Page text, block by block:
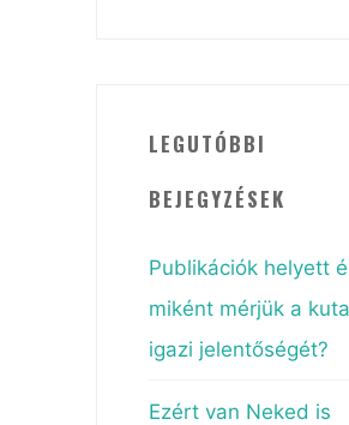
LEGUTÓBBI
BEJEGYZÉSEK
Publikációk helyett
miként mérjük a
igazi jelentőségét?
Ezért van Neked is